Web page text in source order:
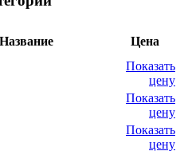
Название Цена
Показать
цену
Показать
цену
Показать
цену